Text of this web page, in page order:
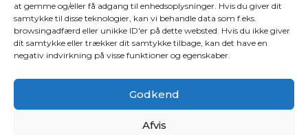
at gemme og/eller få adgang til enhedsoplysninger. Hvis du giver dit
samtykke til disse teknologier, kan vi behandle data som f.eks.
browsingadfærd eller unikke ID'er på dette websted. Hvis du ikke giver
dit samtykke eller trækker dit samtykke tilbage, kan det have en
negativ indvirkning på visse funktioner og egenskaber.
Godkend
Afvis
4,5 ud af 5 stjerner hos Trustpilot
Tilmeld dig nyhedsbrevet og få150 kr.